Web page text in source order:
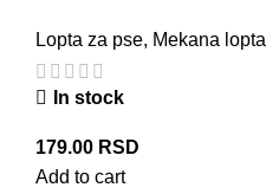
Lopta za pse, Mekana lopta
In stock
179.00 RSD
Add to cart